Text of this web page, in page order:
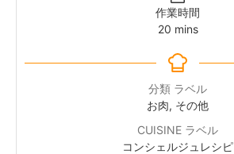
作業時間
20minutes
mins
分類 ラベル
お肉, その他
CUISINE ラベル
コンシェルジュレシピ